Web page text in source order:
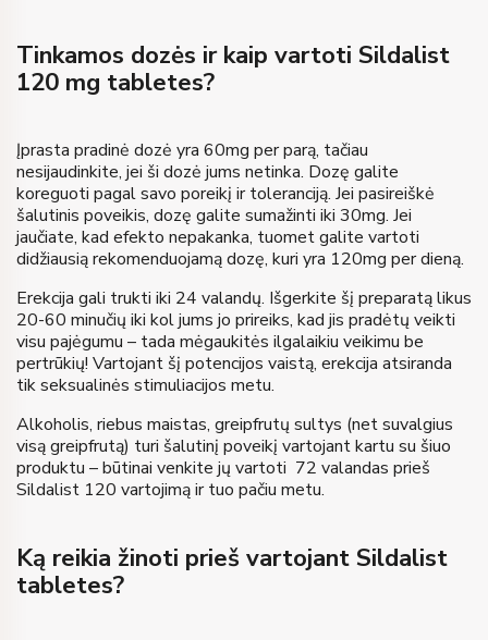
Tinkamos dozės ir kaip vartoti Sildalist
120 mg tabletes?
Įprasta pradinė dozė yra 60mg per parą, tačiau
nesijaudinkite, jei ši dozė jums netinka. Dozę galite
koreguoti pagal savo poreikį ir toleranciją. Jei pasireiškė
šalutinis poveikis, dozę galite sumažinti iki 30mg. Jei
jaučiate, kad efekto nepakanka, tuomet galite vartoti
didžiausią rekomenduojamą dozę, kuri yra 120mg per dieną.
Erekcija gali trukti iki 24 valandų. Išgerkite šį preparatą likus
20-60 minučių iki kol jums jo prireiks, kad jis pradėtų veikti
visu pajėgumu – tada mėgaukitės ilgalaikiu veikimu be
pertrūkių! Vartojant šį potencijos vaistą, erekcija atsiranda
tik seksualinės stimuliacijos metu.
Alkoholis, riebus maistas, greipfrutų sultys (net suvalgius
visą greipfrutą) turi šalutinį poveikį vartojant kartu su šiuo
produktu – būtinai venkite jų vartoti 72 valandas prieš
Sildalist 120 vartojimą ir tuo pačiu metu.
Ką reikia žinoti prieš vartojant Sildalist
tabletes?